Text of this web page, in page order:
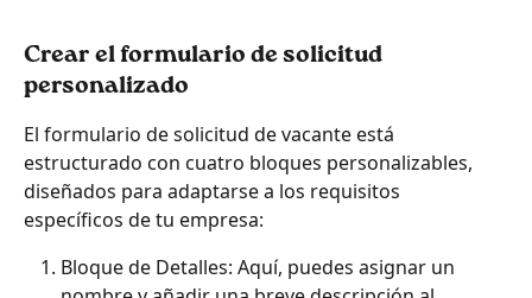
Crear el formulario de solicitud
personalizado
El formulario de solicitud de vacante está
estructurado con cuatro bloques personalizables,
diseñados para adaptarse a los requisitos
específicos de tu empresa:
Bloque de Detalles: Aquí, puedes asignar un